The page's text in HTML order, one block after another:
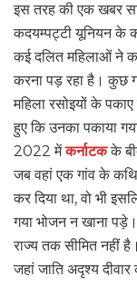
इस तरह की एक खबर
कदयम्पट्टी यूनियन के
कई दलित महिलाओं ने
करना पड़ रहा है। कुछ
महिला रसोइयों के
हुए कि उनका पकाया
2022 मेंकर्नाटकके
जब वहां एक गांव के
कर दिया था, वो भी
गया भोजन न खाना
राज्य तक सीमित नहीं
जहां जाति अदृश्य